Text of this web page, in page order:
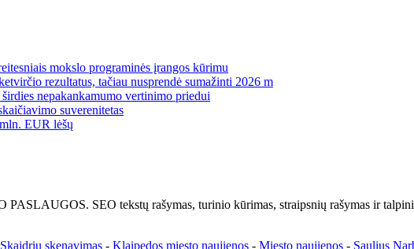
mokslo programinės įrangos kūrimu
rezultatus, tačiau nusprendė sumažinti 2026 m
nepakankamumo vertinimo priedui
suverenitetas
EUR lėšų
SEO tekstų rašymas, turinio kūrimas, straipsnių rašymas ir
Skaidrių skenavimas - Klaipedos miesto naujienos - Miesto naujienos - Saulius